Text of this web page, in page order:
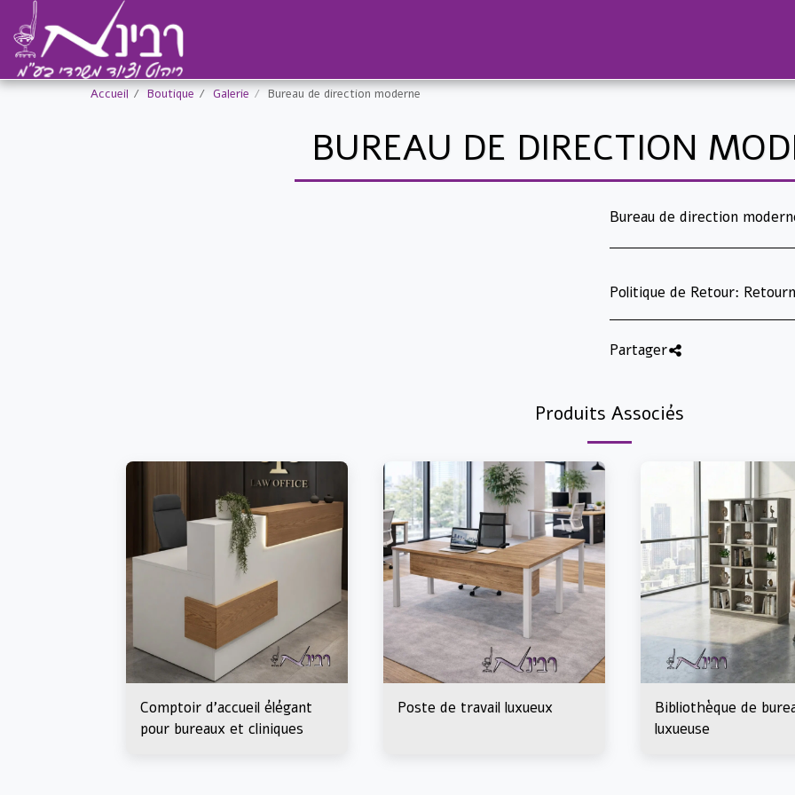
Accueil Boutique Galerie Bureau de direction moderne
BUREAU DE DIRECTION
Bureau de direction
Politique de Retour: Retournez les produits uniquement dans leur emballage d'origine et non utilisés ! Les produits électriques ne peuvent être retournés après ouverture et/ou utilisation. Les imprimantes, destructeurs de documents et autres machines ne peuvent être
Partager
Produits Associés
Comptoir d'accueil élégant
pour bureaux et cliniques
Poste de travail luxueux
Bibliothèque de
luxueuse